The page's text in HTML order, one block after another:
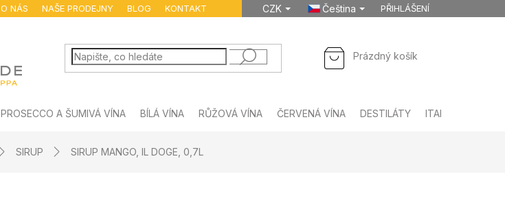
O NÁS NAŠE PRODEJNY BLOG KONTAKT CZK Čeština PŘIHLÁŠENÍ
NÁKUPNÍ
Prázdný košík
PROSECCO A ŠUMIVÁ VÍNA BÍLÁ VÍNA RŮŽOVÁ VÍNA ČERVENÁ VÍNA DESTILÁTY ITALSKÉ NÁPOJE
SIRUP SIRUP MANGO, IL DOGE, 0,7L